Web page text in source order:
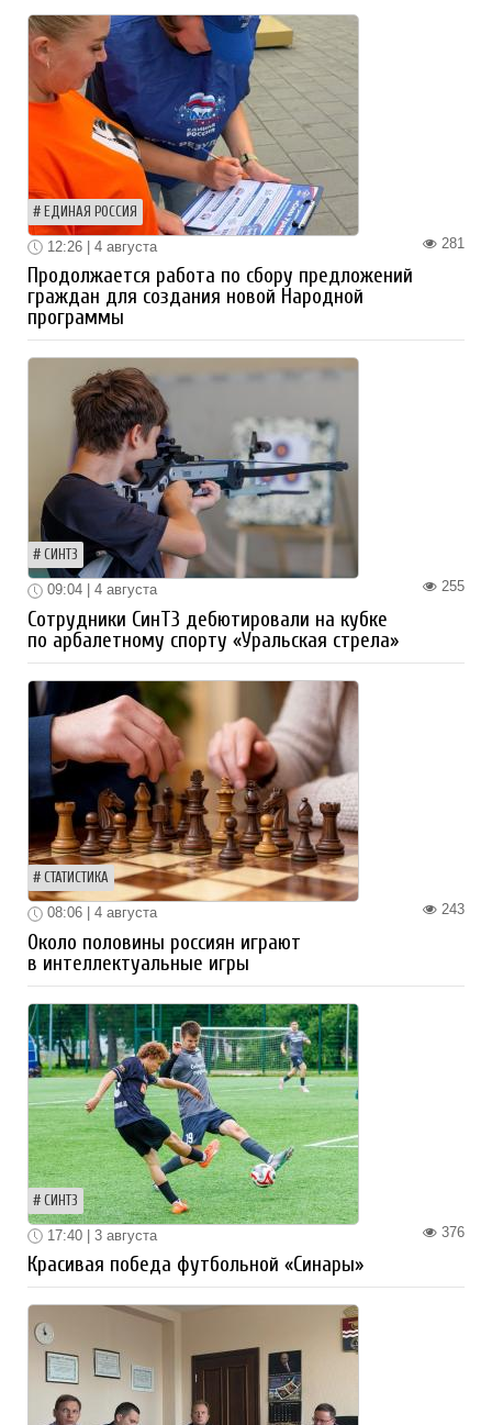
ЕДИНАЯ РОССИЯ
281
12:26 | 4 августа
Продолжается работа по сбору предложений
граждан для создания новой Народной
программы
СИНТЗ
255
09:04 | 4 августа
Сотрудники СинТЗ дебютировали на кубке
по арбалетному спорту «Уральская стрела»
СТАТИСТИКА
243
08:06 | 4 августа
Около половины россиян играют
в интеллектуальные игры
СИНТЗ
376
17:40 | 3 августа
Красивая победа футбольной «Синары»